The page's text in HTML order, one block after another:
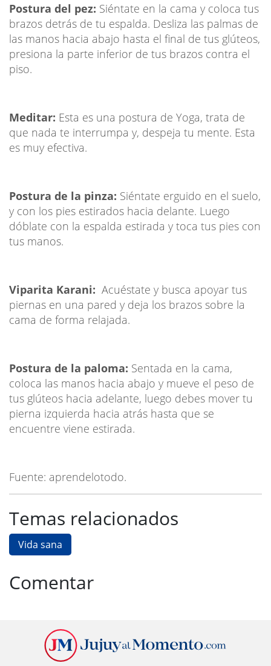
Postura del pez: Siéntate en la cama y coloca tus
brazos detrás de tu espalda. Desliza las palmas de
las manos hacia abajo hasta el final de tus glúteos,
presiona la parte inferior de tus brazos contra el
piso.
Meditar: Esta es una postura de Yoga, trata de
que nada te interrumpa y, despeja tu mente. Esta
es muy efectiva.
Postura de la pinza: Siéntate erguido en el suelo,
y con los pies estirados hacia delante. Luego
dóblate con la espalda estirada y toca tus pies con
tus manos.
Viparita Karani: Acuéstate y busca apoyar tus
piernas en una pared y deja los brazos sobre la
cama de forma relajada.
Postura de la paloma: Sentada en la cama,
coloca las manos hacia abajo y mueve el peso de
tus glúteos hacia adelante, luego debes mover tu
pierna izquierda hacia atrás hasta que se
encuentre viene estirada.
Fuente: aprendelotodo.
Temas relacionados
Vida sana
Comentar